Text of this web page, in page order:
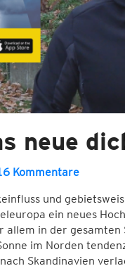
neue
Kommentare
und
ein neues
in der gesamten
im Norden
Skandinavien